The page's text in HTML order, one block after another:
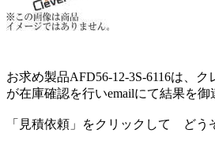
お求め製品AFD56-12-3S-6116は、
が在庫確認を行いemailにて結果を御
「見積依頼」をクリックして どう